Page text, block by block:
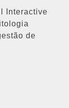
Interactive
de